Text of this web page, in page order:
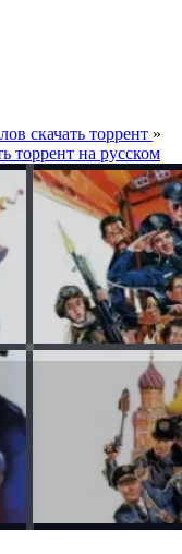
скачать торрент »
торрент на русском